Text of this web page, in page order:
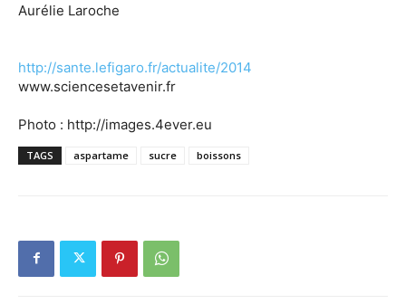
Aurélie Laroche
http://sante.lefigaro.fr/actualite/2014
www.sciencesetavenir.fr
Photo : http://images.4ever.eu
TAGS aspartame sucre boissons